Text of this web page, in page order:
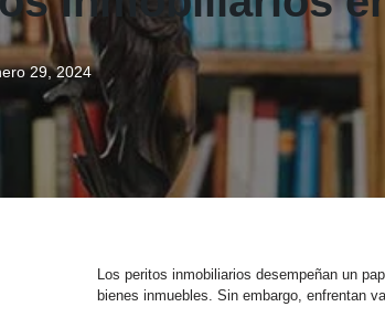
29, 2024
Los peritos inmobiliarios desempeñan un
bienes inmuebles. Sin embargo, enfrentan